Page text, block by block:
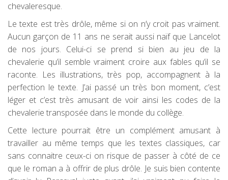
chevaleresque.
Le texte est très drôle, même si on n’y croit pas vraiment.
Aucun garçon de 11 ans ne serait aussi naïf que Lancelot
de nos jours. Celui-ci se prend si bien au jeu de la
chevalerie qu’il semble vraiment croire aux fables qu’il se
raconte. Les illustrations, très pop, accompagnent à la
perfection le texte. J’ai passé un très bon moment, c’est
léger et c’est très amusant de voir ainsi les codes de la
chevalerie transposée dans le monde du collège.
Cette lecture pourrait être un complément amusant à
travailler au même temps que les textes classiques, car
sans connaitre ceux-ci on risque de passer à côté de ce
que le roman a à offrir de plus drôle. Je suis bien contente